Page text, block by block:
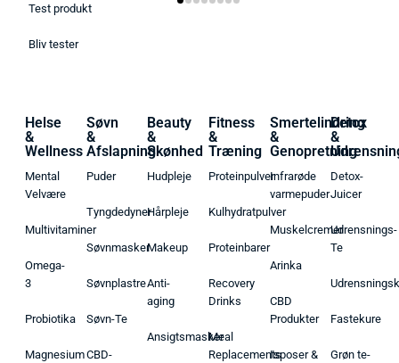
Test produkt
Bliv tester
Helse
&
Wellness
Mental
Velvære
Multivitaminer
Omega-
3
Probiotika
Magnesium
Søvn
&
Afslapning
Puder
Tyngdedyner
Søvnmasker
Søvnplastre
Søvn-Te
CBD-
Beauty
&
Skønhed
Hudpleje
Hårpleje
Makeup
Anti-
aging
Ansigtsmasker
Fitness
&
Træning
Proteinpulver
Kulhydratpulver
Proteinbarer
Recovery
Drinks
Meal
Replacements
Smertelindring
&
Genopretning
Infrarøde
varmepuder
Muskelcremer
Arinka
CBD
Produkter
Isposer &
Detox
&
Detox-
Juicer
Udrensnings-
Te
Fastekure
Grøn te-